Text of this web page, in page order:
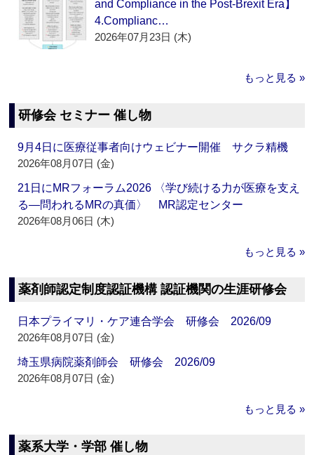
and Compliance in the Post-Brexit Era】
4.Complianc…
2026年07月23日 (木)
もっと見る »
研修会 セミナー 催し物
9月4日に医療従事者向けウェビナー開催 サクラ精機
2026年08月07日 (金)
21日にMRフォーラム2026 〈学び続ける力が医療を支え
る―問われるMRの真価〉 MR認定センター
2026年08月06日 (木)
もっと見る »
薬剤師認定制度認証機構 認証機関の生涯研修会
日本プライマリ・ケア連合学会 研修会 2026/09
2026年08月07日 (金)
埼玉県病院薬剤師会 研修会 2026/09
2026年08月07日 (金)
もっと見る »
薬系大学・学部 催し物